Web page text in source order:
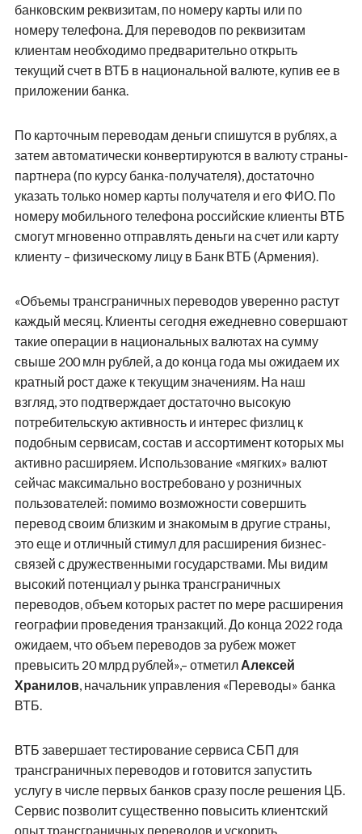
банковским реквизитам, по номеру карты или по
номеру телефона. Для переводов по реквизитам
клиентам необходимо предварительно открыть
текущий счет в ВТБ в национальной валюте, купив ее в
приложении банка.
По карточным переводам деньги спишутся в рублях, а
затем автоматически конвертируются в валюту страны-
партнера (по курсу банка-получателя), достаточно
указать только номер карты получателя и его ФИО. По
номеру мобильного телефона российские клиенты ВТБ
смогут мгновенно отправлять деньги на счет или карту
клиенту – физическому лицу в Банк ВТБ (Армения).
«Объемы трансграничных переводов уверенно растут
каждый месяц. Клиенты сегодня ежедневно совершают
такие операции в национальных валютах на сумму
свыше 200 млн рублей, а до конца года мы ожидаем их
кратный рост даже к текущим значениям. На наш
взгляд, это подтверждает достаточно высокую
потребительскую активность и интерес физлиц к
подобным сервисам, состав и ассортимент которых мы
активно расширяем. Использование «мягких» валют
сейчас максимально востребовано у розничных
пользователей: помимо возможности совершить
перевод своим близким и знакомым в другие страны,
это еще и отличный стимул для расширения бизнес-
связей с дружественными государствами. Мы видим
высокий потенциал у рынка трансграничных
переводов, объем которых растет по мере расширения
географии проведения транзакций. До конца 2022 года
ожидаем, что объем переводов за рубеж может
превысить 20 млрд рублей»,– отметил Алексей
Хранилов, начальник управления «Переводы» банка
ВТБ.
ВТБ завершает тестирование сервиса СБП для
трансграничных переводов и готовится запустить
услугу в числе первых банков сразу после решения ЦБ.
Сервис позволит существенно повысить клиентский
опыт трансграничных переводов и ускорить